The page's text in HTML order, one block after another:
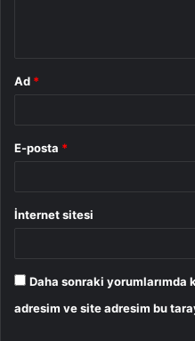
Ad *
E-posta *
İnternet sitesi
Daha sonraki yorumlarımda
adresim ve site adresim bu